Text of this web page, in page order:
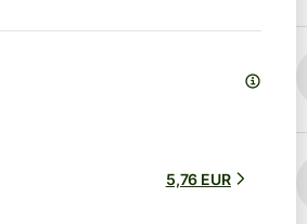
5,76 EUR